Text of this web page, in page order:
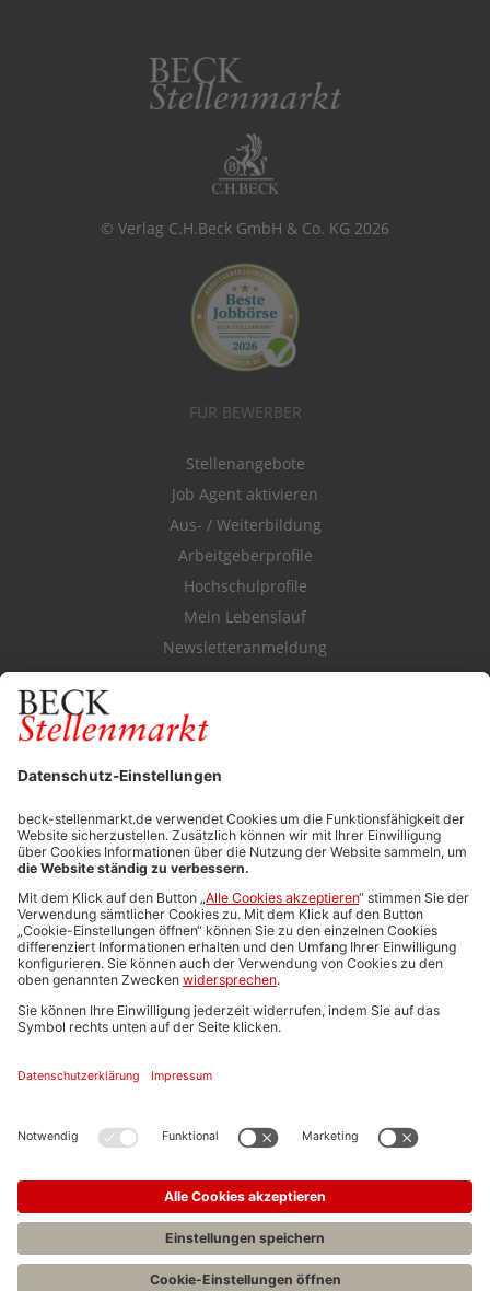
© Verlag C.H.Beck GmbH & Co. KG 2026
FÜR BEWERBER
Stellenangebote
Job Agent aktivieren
Aus- / Weiterbildung
Arbeitgeberprofile
Hochschulprofile
Mein Lebenslauf
Newsletteranmeldung
Durchsuchen Sie den Stellenkatalog
FÜR ARBEITGEBER
Stellenmarktpreise
Anzeigen-AGB
Media-Daten
Newsletteranmeldung
Produktübersicht
ALLGEMEIN
FAQs
Impressum
Stellenangebote C.H.BECK